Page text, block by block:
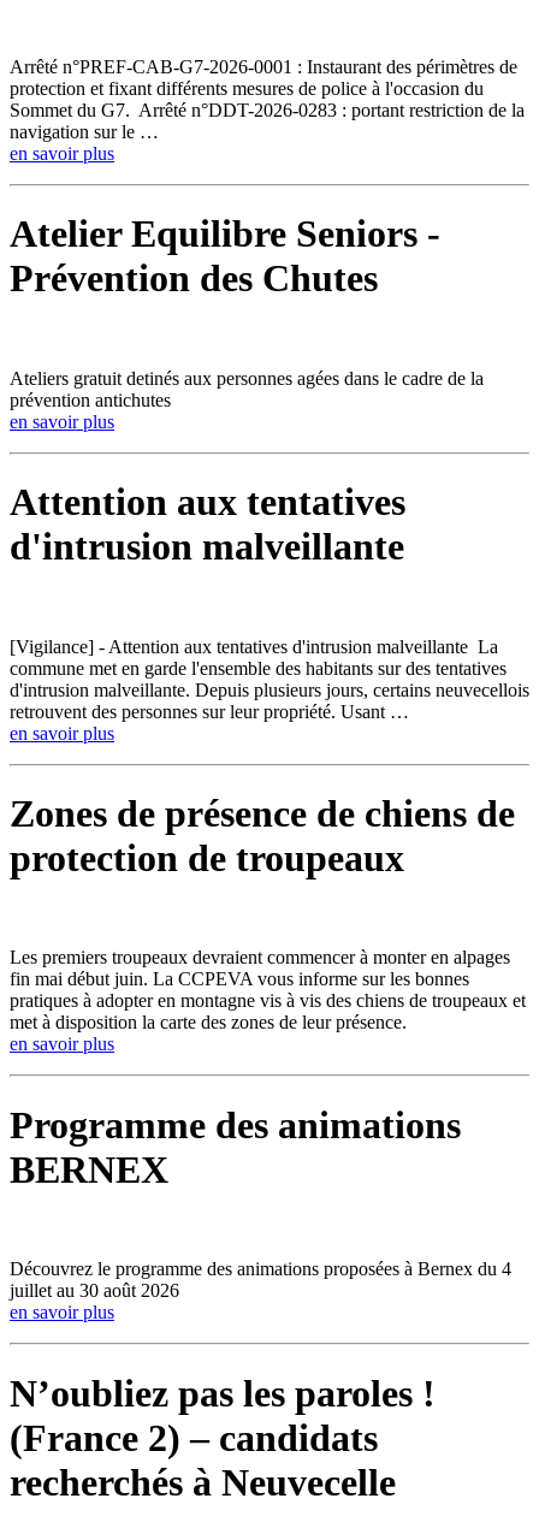
Arrêté n°PREF-CAB-G7-2026-0001 : Instaurant des périmètres de
protection et fixant différents mesures de police à l'occasion du
Sommet du G7. Arrêté n°DDT-2026-0283 : portant restriction de la
navigation sur le …
en savoir plus
Atelier Equilibre Seniors -
Prévention des Chutes
Ateliers gratuit detinés aux personnes agées dans le cadre de la
prévention antichutes
en savoir plus
Attention aux tentatives
d'intrusion malveillante
[Vigilance] - Attention aux tentatives d'intrusion malveillante La
commune met en garde l'ensemble des habitants sur des tentatives
d'intrusion malveillante. Depuis plusieurs jours, certains neuvecellois
retrouvent des personnes sur leur propriété. Usant …
en savoir plus
Zones de présence de chiens de
protection de troupeaux
Les premiers troupeaux devraient commencer à monter en alpages
fin mai début juin. La CCPEVA vous informe sur les bonnes
pratiques à adopter en montagne vis à vis des chiens de troupeaux et
met à disposition la carte des zones de leur présence.
en savoir plus
Programme des animations
BERNEX
Découvrez le programme des animations proposées à Bernex du 4
juillet au 30 août 2026
en savoir plus
N’oubliez pas les paroles !
(France 2) – candidats
recherchés à Neuvecelle